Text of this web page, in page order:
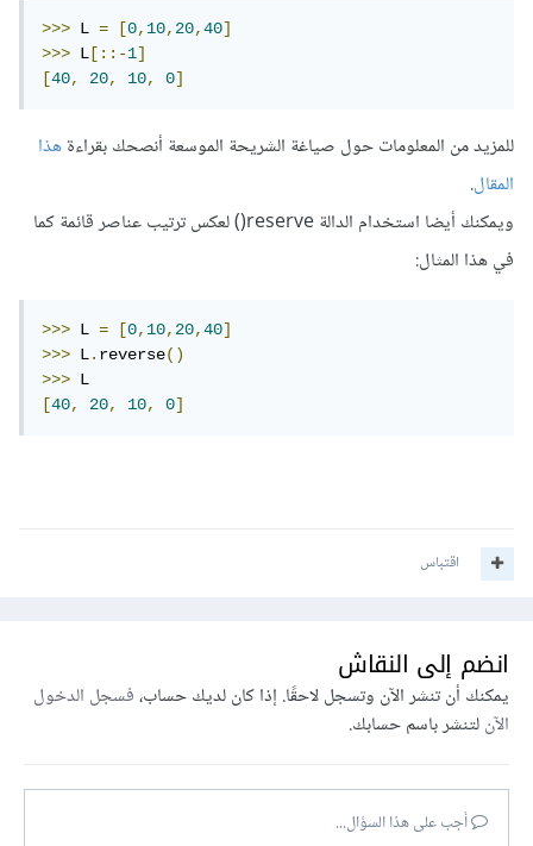
>>> L = [0,10,20,40]
>>> L [::-1]
[40, 20, 10, 0]
للمزيد من المعلومات حول صياغة الشريحة الموسعة أنصحك بقراءةهذا
المقال.
ويمكنك أيضا استخدام الدالة reserve() لعكس ترتيب عناصر قائمة كما
في هذا المثال:
>>> L = [0,10,20,40]
>>> L.reverse()
>>>
[40, 20, 10, 0]
اقتباس
انضم إلى النقاش
يمكنك أن تنشر الآن وتسجل لاحقًا. إذا كان لديك حساب،فسجل الدخول
الآنلتنشر باسم حسابك.
أجب على هذا السؤال...